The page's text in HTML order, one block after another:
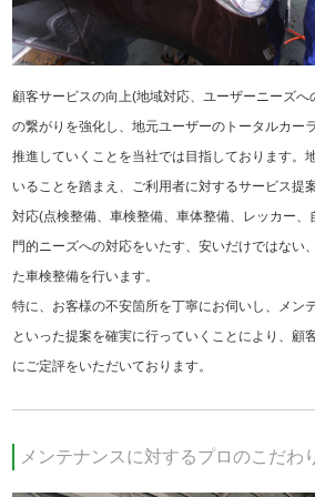
顧客サービスの向上(地域対応、ユーザーニーズへ
の繋がりを強化し、地元ユーザーのトータルカー
推進していくことを当社では目指しております。
いることを踏まえ、ご利用者に対するサービス提
対応(点検整備、車検整備、車体整備、レッカー
門的ニーズへの対応をいたす、安いだけではない
た車検整備を行います。
特に、お客様の不安箇所を丁寧にお伺いし、メン
といった提案を確実に行っていくことにより、顧
にご定評をいただいております。
メンテナンスに対するプロのこだわ